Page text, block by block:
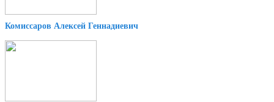
Комиссаров Алексей Геннадиевич